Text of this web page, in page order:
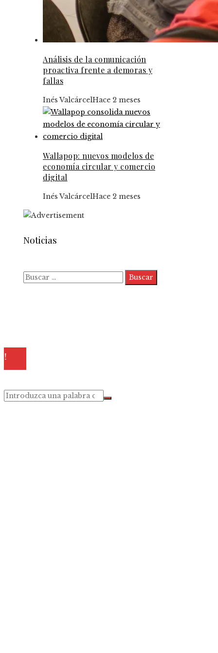
Análisis de la comunicación
proactiva frente a demoras y
fallas
Inés ValcárcelHace 2 meses
Wallapop: nuevos modelos de
economía circular y comercio
digital
Inés ValcárcelHace 2 meses
Noticias
Buscar: